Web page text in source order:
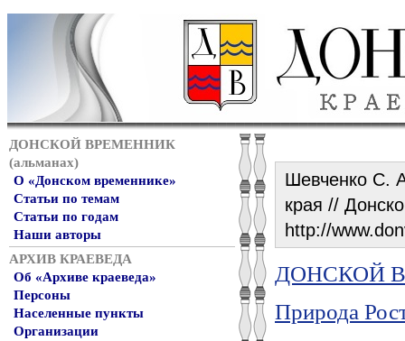
ДОНСКОЙ ВРЕМЕННИК
(альманах)
О «Донском временнике»
Статьи по темам
Статьи по годам
Наши авторы
АРХИВ КРАЕВЕДА
Об «Архиве краеведа»
Персоны
Населенные пункты
Организации
Шевченко С.
края //
http://
ДОНСКОЙ
Природа